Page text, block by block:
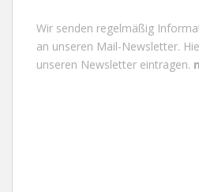
Wir senden regelmäßig
an unseren Mail-Newsletter.
unseren Newsletter eintragen.